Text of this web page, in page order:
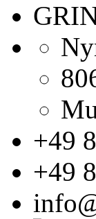
+49
+49